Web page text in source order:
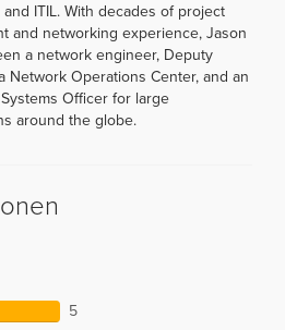
and ITIL. With decades of project
and networking experience, Jason
a network engineer, Deputy
Network Operations Center, and an
Officer for large
around the globe.
5